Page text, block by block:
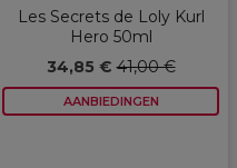
Les Secrets de Loly Kurl
Hero 50ml
34,85 €41,00 €
AANBIEDINGEN